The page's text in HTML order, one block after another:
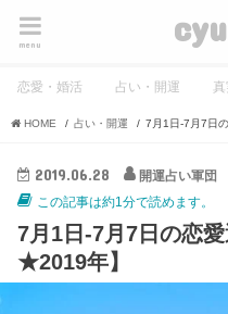
menu
恋愛・婚活 占い・開運
HOME 占い・開運
2019.06.28
開運占い軍団
この記事は約1分で読めます。
7月1日-7月7日の恋
★2019年】